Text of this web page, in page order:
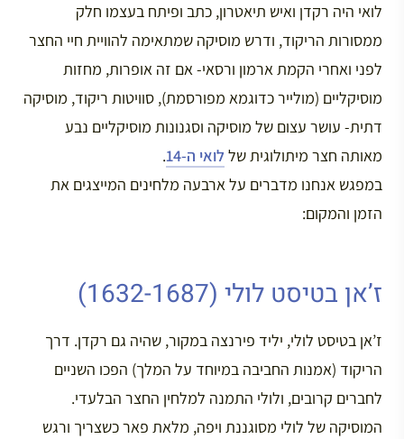
לואי היה רקדן ואיש תיאטרון, כתב ופיתח בעצמו חלק
ממסורות הריקוד, ודרש מוסיקה שמתאימה להוויית חיי החצר
לפני ואחרי הקמת ארמון ורסאי- אם זה אופרות, מחזות
מוסיקליים (מולייר כדוגמא מפורסמת), סוויטות ריקוד, מוסיקה
דתית- עושר עצום של מוסיקה וסגנונות מוסיקליים נבע
מאותה חצר מיתולוגית של לואי ה-14
.
במפגש אנחנו מדברים על ארבעה מלחינים המייצגים את
הזמן והמקום:
ז’אן בטיסט לולי (1632-1687)
ז’אן בטיסט לולי, יליד פירנצה במקור, שהיה גם רקדן. דרך
הריקוד (אמנות החביבה במיוחד על המלך) הפכו השניים
לחברים קרובים, ולולי התמנה למלחין החצר הבלעדי.
המוסיקה של לולי מסוגננת ויפה, מלאת פאר כשצריך ורגש